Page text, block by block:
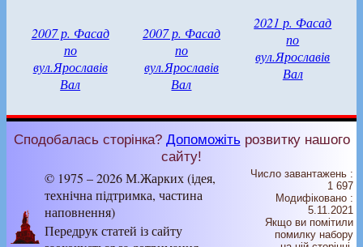
2007 р. Фасад
по
вул.Ярославів
Вал
2007 р. Фасад
по
вул.Ярославів
Вал
2021 р. Фасад
по
вул.Ярославів
Вал
Сподобалась сторінка? Допоможітьрозвитку нашого
сайту!
© 1975 – 2026 М.Жарких (ідея,
технічна підтримка, частина
наповнення)
Передрук статей із сайту
Число завантажень :
1 697
Модифіковано :
5.11.2021
Якщо ви помітили
помилку набору